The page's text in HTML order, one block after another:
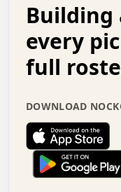
.   .   .   .   .
.   .   .   .   +
.   :   .   .   .
.   .   x   .
.   .   .   .   :
.   .   .   .   .
.   .   .   .   .
.   .   .   .   .
.   .   .   .   .
.   .   :   o   .
.   o   .   .   .
Building
every
full
DOWNLOAD